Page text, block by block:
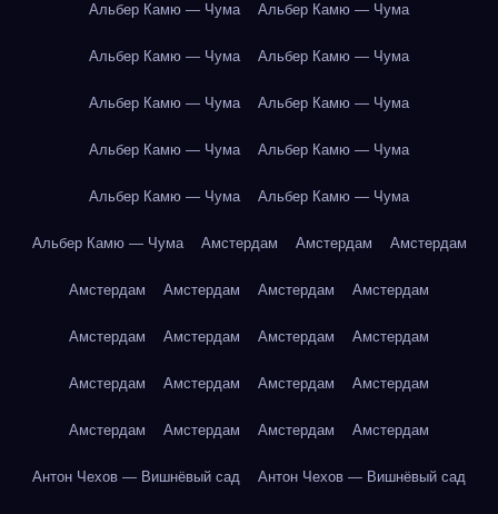
Альбер Камю — Чума Альбер Камю — Чума
Альбер Камю — Чума Альбер Камю — Чума
Альбер Камю — Чума Альбер Камю — Чума
Альбер Камю — Чума Альбер Камю — Чума
Альбер Камю — Чума Альбер Камю — Чума
Альбер Камю — Чума Амстердам Амстердам Амстердам
Амстердам Амстердам Амстердам Амстердам
Амстердам Амстердам Амстердам Амстердам
Амстердам Амстердам Амстердам Амстердам
Амстердам Амстердам Амстердам Амстердам
Антон Чехов — Вишнёвый сад Антон Чехов — Вишнёвый сад